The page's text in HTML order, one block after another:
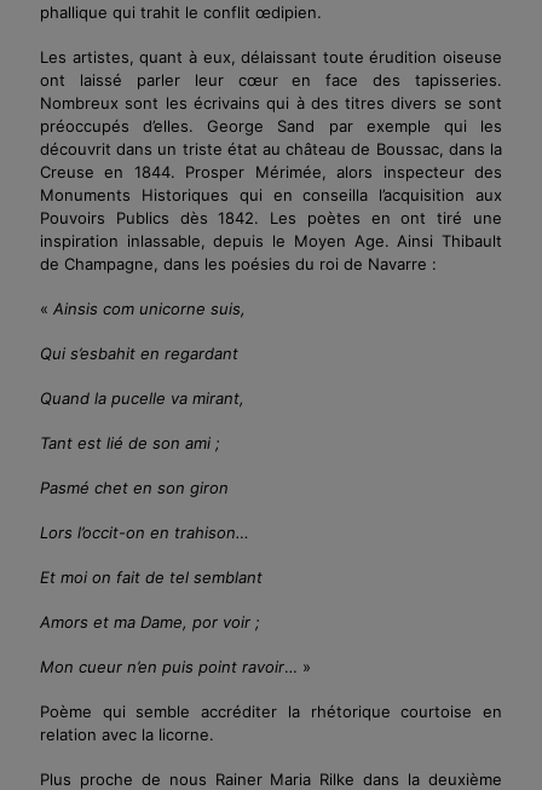
phallique qui trahit le conflit œdipien.
Les artistes, quant à eux, délaissant toute érudition oiseuse
ont laissé parler leur cœuren face des tapisseries.
Nombreux sont les écrivains qui à des titres divers se sont
préoccupés d’elles. George Sand par exemple qui les
découvrit dans un triste état au château de Boussac, dans la
Creuse en 1844. Prosper Mérimée, alors inspecteur des
Monuments Historiques qui en conseilla l’acquisition aux
Pouvoirs Publics dès 1842. Les poètes en ont tiré une
inspiration inlassable, depuis le Moyen Age. Ainsi Thibault
de Champagne, dans les poésies du roi de Navarre :
« Ainsis com unicorne suis,
Qui s’esbahit en regardant
Quand la pucelle va mirant,
Tant est lié de son ami ;
Pasmé chet en son giron
Lors l’occit-on en trahison…
Et moi on fait de tel semblant
Amors et ma Dame, por voir ;
Mon cueur n’en puis point ravoir… »
Poème qui semble accréditer la rhétorique courtoise en
relation avec la licorne.
Plus proche de nous Rainer Maria Rilke dans la deuxième